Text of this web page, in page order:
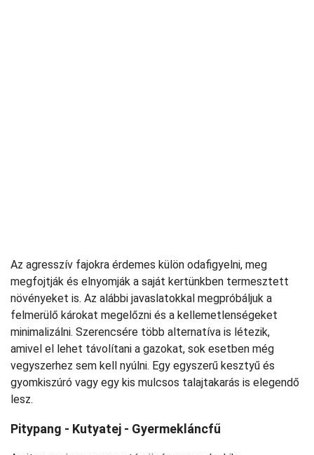
Az agresszív fajokra érdemes külön odafigyelni, meg
megfojtják és elnyomják a saját kertünkben termesztett
növényeket is. Az alábbi javaslatokkal megpróbáljuk a
felmerülő károkat megelőzni és a kellemetlenségeket
minimalizálni. Szerencsére több alternatíva is létezik,
amivel el lehet távolítani a gazokat, sok esetben még
vegyszerhez sem kell nyúlni. Egy egyszerű kesztyű és
gyomkiszúró vagy egy kis mulcsos talajtakarás is elegendő
lesz.
Pitypang - Kutyatej - Gyermekláncfű